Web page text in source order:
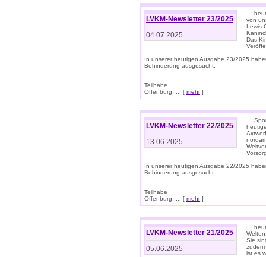
LVKM-Newsletter 23/2025
04.07.2025
…
von
Lewis
Das
In unserer heutigen Ausgabe 23/2025
Behinderung ausgesucht:
Teilhabe
Offenburg: ... [ mehr]
LVKM-Newsletter 22/2025
13.06.2025
…
In unserer heutigen Ausgabe 22/2025
Behinderung ausgesucht:
Teilhabe
Offenburg: ... [ mehr]
LVKM-Newsletter 21/2025
05.06.2025
…
Sie
ist es